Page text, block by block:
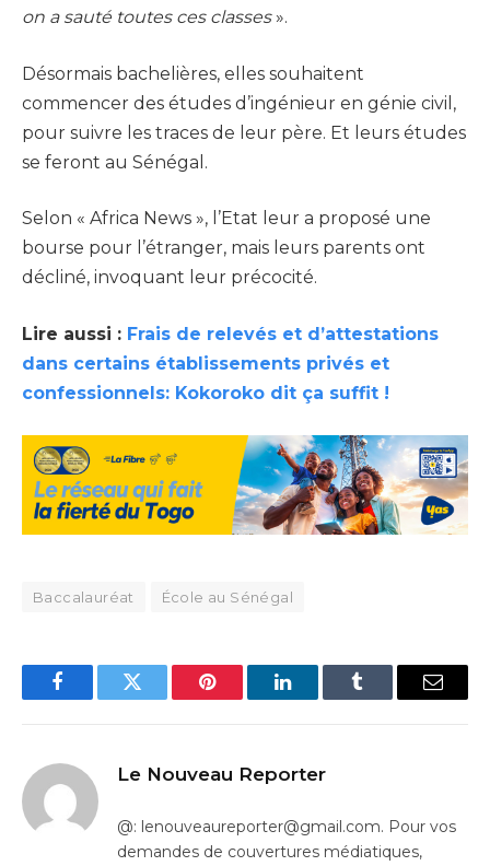
on a sauté toutes ces classes».
Désormais bachelières, elles souhaitent
commencer des études d’ingénieur en génie civil,
pour suivre les traces de leur père. Et leurs études
se feront au Sénégal.
Selon « Africa News », l’Etat leur a proposé une
bourse pour l’étranger, mais leurs parents ont
décliné, invoquant leur précocité.
Lire aussi : Frais de relevés et d’attestations
dans certains établissements privés et
confessionnels: Kokoroko dit ça suffit !
Baccalauréat École au Sénégal
FacebookTwitter Pinterest LinkedInTumblr Email
Le Nouveau Reporter
@: lenouveaureporter@gmail.com. Pour vos
demandes de couvertures médiatiques,